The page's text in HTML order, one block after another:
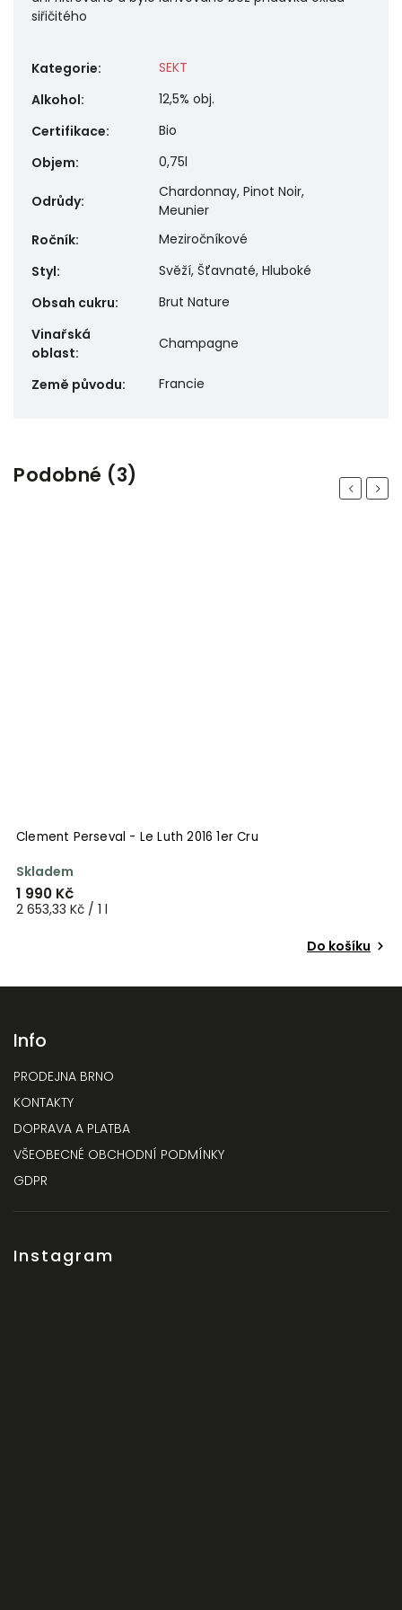
siřičitého
Kategorie:
SEKT
Alkohol:
12,5% obj.
Certifikace:
Bio
Objem: 0,75l
Odrůdy:
Chardonnay, Pinot Noir,
Meunier
Ročník:
Meziročníkové
Styl:
Svěží, Šťavnaté, Hluboké
Obsah cukru:
Brut Nature
Vinařská
oblast:
Champagne
Země původu: Francie
Podobné (3) Previous
Clement Perseval - Le Luth 2016 1er Cru
Skladem
1 990 Kč
2 653,33 Kč / 1 l
Do košíku
Next
Info
PRODEJNA BRNO
KONTAKTY
DOPRAVA A PLATBA
VŠEOBECNÉ OBCHODNÍ PODMÍNKY
GDPR
Instagram